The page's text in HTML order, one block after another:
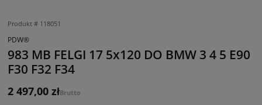
Produkt # 118051
PDW®
983 MB FELGI 17 5x120 DO BMW 3 4 5 E90
F30 F32 F34
2 497,00 złBrutto